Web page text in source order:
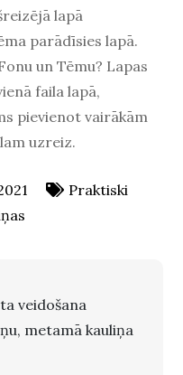
lapā
parādīsies lapā.
un Tēmu? Lapas
faila lapā,
pievienot vairākām
uzreiz.
Praktiski
veidošana
metamā kauliņa